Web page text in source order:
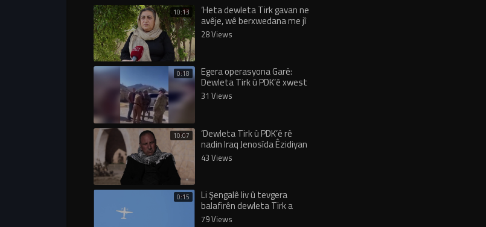
10:13 ‘Heta dewleta Tirk gavan ne
avêje, wê berxwedana me jî
bidome’
28 Views
0:18 Egera operasyona Garê:
Dewleta Tirk û PDK’ê xwest
heya 6’ê mehê gund bên
valekirin!
31 Views
10:07 ‘Dewleta Tirk û PDK’ê rê
nadin Iraq Jenosîda Êzidiyan
nas bike’
43 Views
0:15 Li Şengalê liv û tevgera
balafirên dewleta Tirk a
dagirker
79 Views